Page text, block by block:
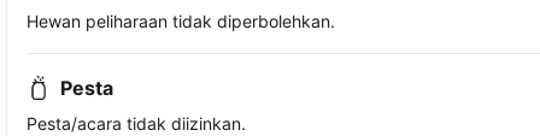
Hewan peliharaan tidak diperbolehkan.
Pesta
Pesta/acara tidak diizinkan.